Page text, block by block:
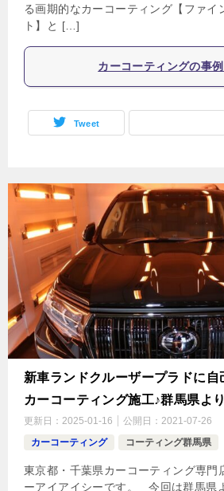
る画期的なカーコーティング【ファイ
ト】と […]
カーコーティングの事
Tweet
新車ランドクルーザープラドに自
カーコーティング施工♪群馬県より
更新日： 2025-01-16 公開日： 2021-07-26
カーコーティング
コーティング群馬県
東京都・千葉県カーコーティング専
ーアイアイシーです。 今回は群馬県